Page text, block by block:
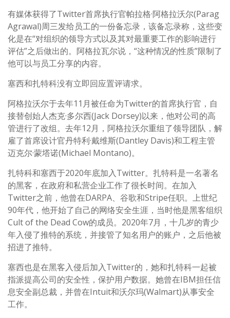
有媒体获得了Twitter首席执行官帕拉格·阿格拉沃尔(Parag
Agrawal)周三发给员工的一份备忘录，该备忘录称，这些变
化是在“对组织的领导方式以及其对最重要工作的影响进行
评估”之后做出的。阿格拉瓦尔说，“这种情况的性质”限制了
他可以与员工分享的内容。
塞西和扎特科没有立即回应置评请求。
阿格拉沃尔于去年11月被任命为Twitter的首席执行官，自
接替创始人杰克·多尔西(Jack Dorsey)以来，他对公司的高
管进行了改组。去年12月，阿格拉沃尔重组了领导团队，解
雇了首席设计官丹特利·戴维斯(Dantley Davis)和工程主管
迈克尔·蒙塔诺(Michael Montano)。
扎特科和塞西于2020年底加入Twitter。扎特科是一名著名
的黑客，在政府和私营企业工作了很长时间。在加入
Twitter之前，他曾在DARPA、谷歌和Stripe任职。上世纪
90年代，他开始了自己的网络安全生涯，当时他是黑客组织
Cult of the Dead Cow的成员。2020年7月，十几岁的青少
年入侵了推特的系统，并接管了知名用户的账户，之后他被
招进了推特。
塞西也是在黑客入侵后加入Twitter的，她和扎特科一起被
指派提高公司的安全性，保护用户数据。她曾在IBM担任信
息安全副总裁，并曾在Intuit和沃尔玛(Walmart)从事安全
工作。